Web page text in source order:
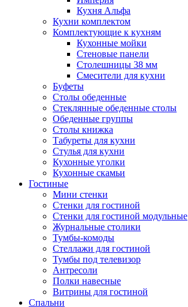
Кухня Альфа
Кухни комплектом
Комплектующие к кухням
Кухонные мойки
Стеновые панели
Столешницы 38 мм
Смесители для кухни
Буфеты
Столы обеденные
Стеклянные обеденные столы
Обеденные группы
Столы книжка
Табуреты для кухни
Стулья для кухни
Кухонные уголки
Кухонные скамьи
Гостиные
Мини стенки
Стенки для гостиной
Стенки для гостиной модульные
Журнальные столики
Тумбы-комоды
Стеллажи для гостиной
Тумбы под телевизор
Антресоли
Полки навесные
Витрины для гостиной
Спальни